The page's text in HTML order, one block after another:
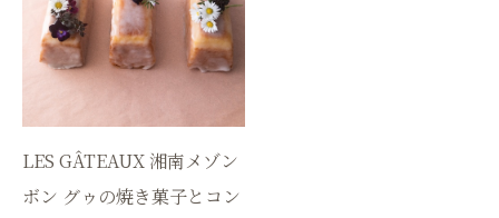
LES GÂTEAUX 湘南メゾン
ボン グゥの焼き菓子とコン